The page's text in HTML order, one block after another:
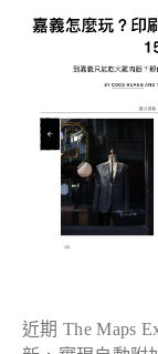
近期 The Maps